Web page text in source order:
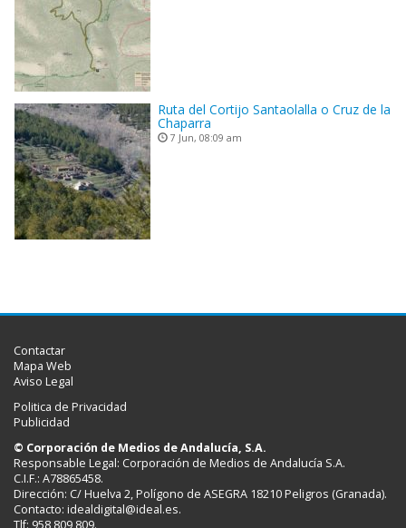
Ruta del Cortijo Santaolalla o Cruz de la
Chaparra
7 Jun, 08:09 am
Contactar
Mapa Web
Aviso Legal
Politica de Privacidad
Publicidad
© Corporación de Medios de Andalucía, S.A.
Responsable Legal: Corporación de Medios de Andalucía S.A.
C.I.F.: A78865458.
Dirección: C/ Huelva 2, Polígono de ASEGRA 18210 Peligros (Granada).
Contacto: idealdigital@ideal.es.